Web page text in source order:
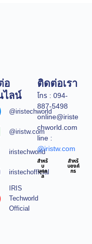
อ
ไลน์
@iristechworld
@iristw.com
iristechworld
iristechofficial
IRIS
Techworld
Official
ติดต่อเรา
โทร : 094-
887-5498
online@iriste
chworld.com
line :
@iristw.com
สำหรั
บ
บุคค
ล
สำหรั
บองค์
กร